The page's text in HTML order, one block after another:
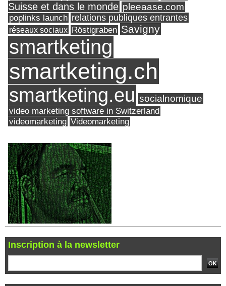
Suisse et dans le monde pleeaase.com
poplinks launch relations publiques entrantes
réseaux sociaux Röstigraben Savigny
smartketing
smartketing.ch
smartketing.eu socialnomique
video marketing software in Switzerland
videomarketing Videomarketing
Inscription à la newsletter